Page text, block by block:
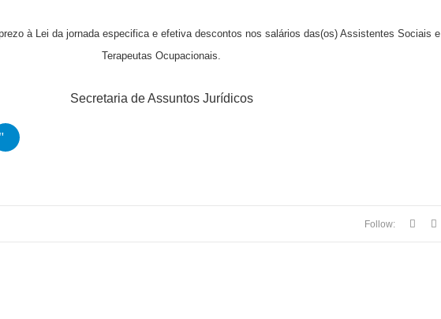
à Lei da jornada especifica e efetiva descontos nos salários das(os) Assistentes Sociais e
Terapeutas Ocupacionais.
Secretaria de Assuntos Jurídicos
Follow: